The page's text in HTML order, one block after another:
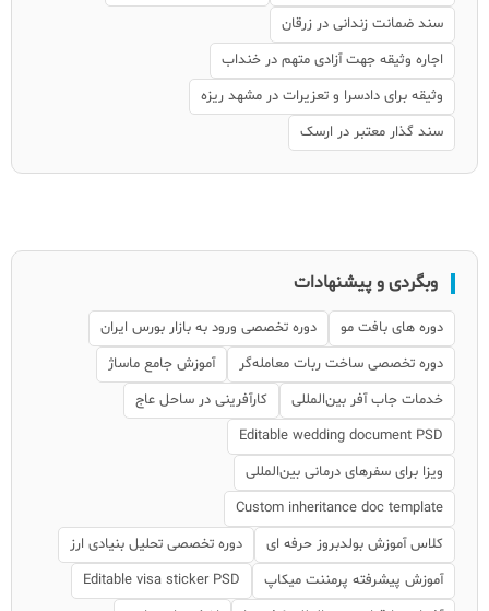
سند ضمانت زندانی در زرقان
اجاره وثیقه جهت آزادی متهم در خنداب
وثیقه برای دادسرا و تعزیرات در مشهد ریزه
سند گذار معتبر در ارسک
وبگردی و پیشنهادات
دوره های بافت مو
دوره تخصصی ورود به بازار بورس ایران
دوره تخصصی ساخت ربات معامله‌گر
آموزش جامع ماساژ
خدمات جاب آفر بین‌المللی
کارآفرینی در ساحل عاج
Editable wedding document PSD
ویزا برای سفرهای درمانی بین‌المللی
Custom inheritance doc template
کلاس آموزش بولدبروز حرفه ای
دوره تخصصی تحلیل بنیادی ارز
آموزش پیشرفته پرمننت میکاپ
Editable visa sticker PSD